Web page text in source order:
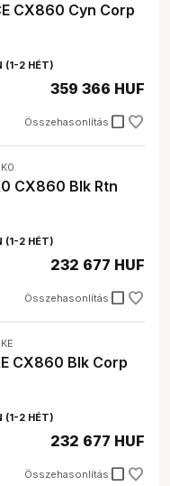
CX860 Cyn Corp
(1-2 HÉT)
Összehasonlítás check_box_outline_blank
359 366 HUF
CX860 Blk Rtn
(1-2 HÉT)
Összehasonlítás check_box_outline_blank
232 677 HUF
CX860 Blk Corp
(1-2 HÉT)
Összehasonlítás check_box_outline_blank
232 677 HUF